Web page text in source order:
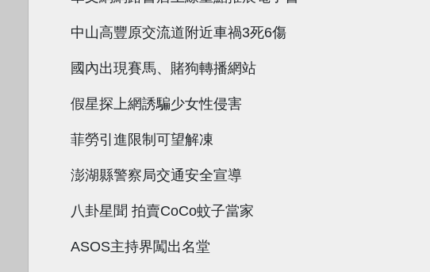
中山高豐原交流道附近車禍3死6傷
國內出現賽馬、賭狗轉播網站
假星探上網誘騙少女性侵害
菲勞引進限制可望解凍
澎湖縣警察局交通安全宣導
八卦星聞 拍賣CoCo蚊子當家
ASOS主持界闖出名堂